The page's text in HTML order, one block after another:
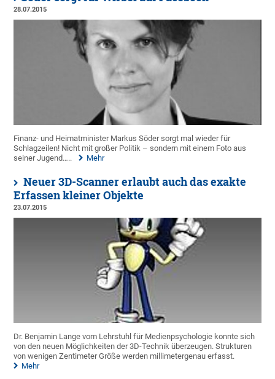
28.07.2015
Finanz- und Heimatminister Markus Söder sorgt mal wieder für
Schlagzeilen! Nicht mit großer Politik – sondern mit einem Foto aus
seiner Jugend…..
Mehr
Neuer 3D-Scanner erlaubt auch das exakte
Erfassen kleiner Objekte
23.07.2015
Dr. Benjamin Lange vom Lehrstuhl für Medienpsychologie konnte sich
von den neuen Möglichkeiten der 3D-Technik überzeugen. Strukturen
von wenigen Zentimeter Größe werden millimetergenau erfasst.
Mehr